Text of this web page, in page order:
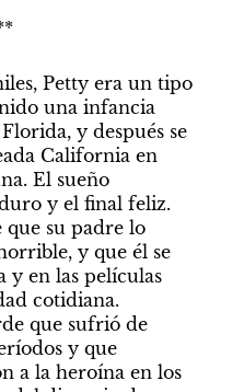
Petty era un tipo
una infancia
y después se
California en
El sueño
y el final feliz.
que su padre lo
y que él se
y en las películas
cotidiana.
que sufrió de
y que
a la heroína en los